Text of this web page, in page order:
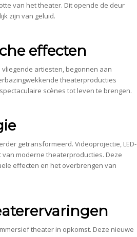
van het theater. Dit opende de deur
zijn van geluid.
effecten
artiesten, begonnen aan
theaterproducties
scènes tot leven te brengen.
getransformeerd. Videoprojectie, LED-
moderne theaterproducties. Deze
effecten en het overbrengen van
theater in opkomst. Deze nieuwe